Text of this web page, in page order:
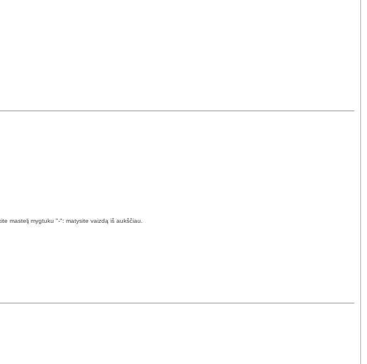
mastelį mygtuku "-": matysite vaizdą iš aukščiau.